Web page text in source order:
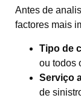
Antes de
factores mais
Tipo de
ou todos
Serviço
de